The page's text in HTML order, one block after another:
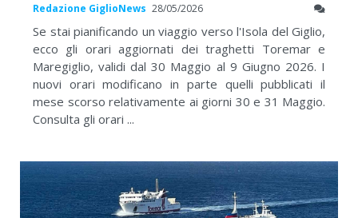
Redazione GiglioNews 28/05/2026
Se stai pianificando un viaggio verso l'Isola del Giglio,
ecco gli orari aggiornati dei traghetti Toremar e
Maregiglio, validi dal 30 Maggio al 9 Giugno 2026. I
nuovi orari modificano in parte quelli pubblicati il
mese scorso relativamente ai giorni 30 e 31 Maggio.
Consulta gli orari ...